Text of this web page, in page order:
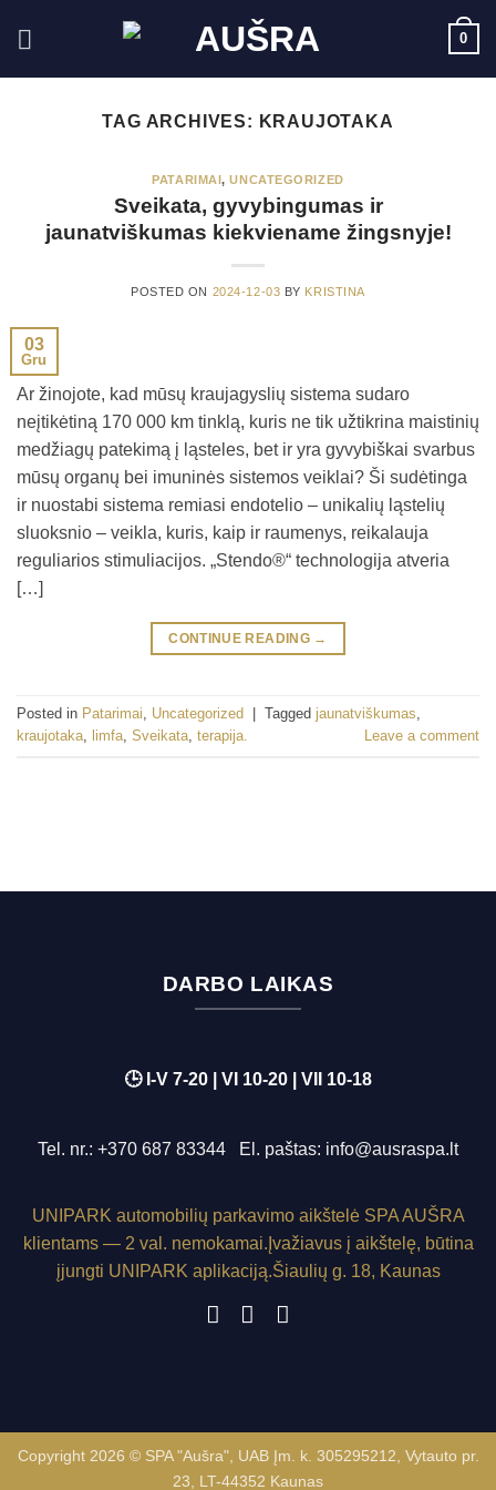
0
TAG ARCHIVES: KRAUJOTAKA
PATARIMAI,UNCATEGORIZED
Sveikata, gyvybingumas ir
jaunatviškumas kiekviename žingsnyje!
POSTED ON 2024-12-03 BY KRISTINA
03
Gru
Ar žinojote, kad mūsų kraujagyslių sistema sudaro
neįtikėtiną 170 000 km tinklą, kuris ne tik užtikrina maistinių
medžiagų patekimą į ląsteles, bet ir yra gyvybiškai svarbus
mūsų organų bei imuninės sistemos veiklai? Ši sudėtinga
ir nuostabi sistema remiasi endotelio – unikalių ląstelių
sluoksnio – veikla, kuris, kaip ir raumenys, reikalauja
reguliarios stimuliacijos. „Stendo®“ technologija atveria
[…]
CONTINUE READING →
Posted in Patarimai Uncategorized Tagged jaunatviškumas
kraujotaka
limfa Sveikata terapija. Leave a comment
DARBO LAIKAS
🕒 I-V 7-20 | VI 10-20 | VII 10-18
Tel. nr.: +370 687 83344 El. paštas: info@ausraspa.lt
UNIPARK automobilių parkavimo aikštelė SPA AUŠRA
klientams — 2 val. nemokamai. Įvažiavus į aikštelę, būtina
įjungti UNIPARK aplikaciją.Šiaulių g. 18, Kaunas
Copyright 2026 © SPA "Aušra", UAB Įm. k. 305295212, Vytauto pr.
23, LT-44352 Kaunas